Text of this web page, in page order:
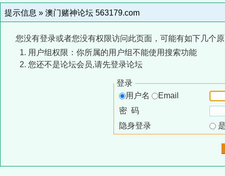
提示信息 » 澳门赌神论坛 563179.com
您没有登录或者您没有权限访问此页面，可能有如下几个
用户组权限：你所属的用户组不能使用搜索功能
您还不是论坛会员,请先登录论坛
登录
用户名
Email
密 码
隐身登录